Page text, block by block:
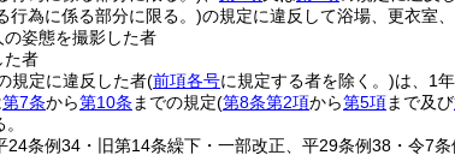
行為に係る部分に限る。)の規定に違反して浴場、更衣室
姿態を撮影した者
た者
規定に違反した者(前項各号に規定する者を除く。)は、1
第7条から第10条 までの規定(第8条第2項から第5項まで及び
条例34・旧第14条繰下・一部改正、平29条例38・令7